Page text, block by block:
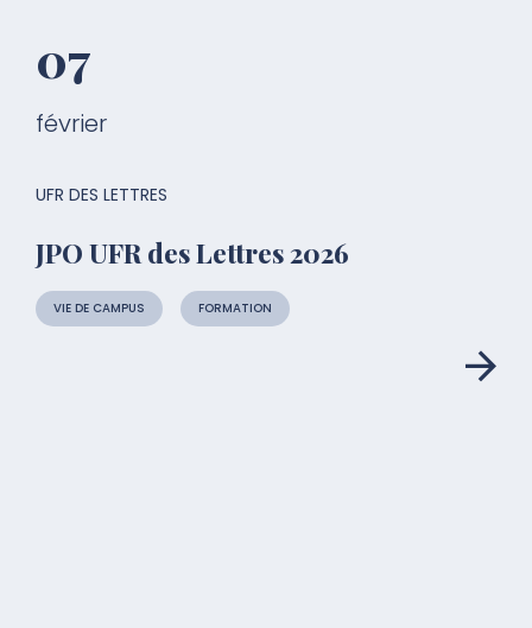
07
février
JPO UFR des Lettres 2026
VIE DE CAMPUS FORMATION
UFR DES LETTRES